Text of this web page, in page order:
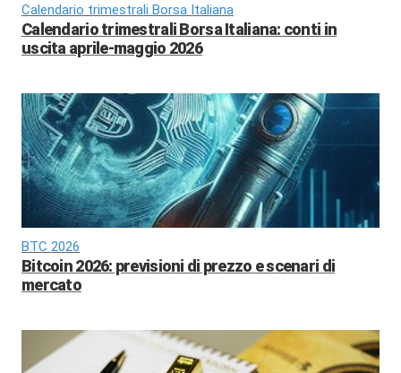
Calendario trimestrali Borsa Italiana
Calendario trimestrali Borsa Italiana: conti in
uscita aprile-maggio 2026
BTC 2026
Bitcoin 2026: previsioni di prezzo e scenari di
mercato